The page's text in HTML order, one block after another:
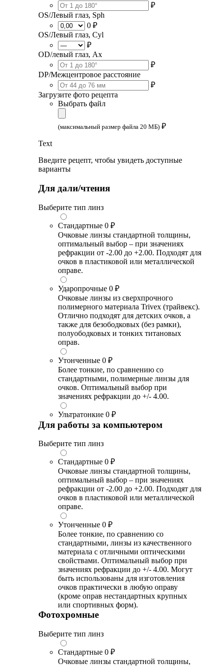
₽
OS/Левый глаз, Sph
0 ₽
OS/Левый глаз, Cyl
₽
OD/левый глаз, Ax
₽
DP/Межцентровое расстояние
₽
Загрузите фото рецепта
Выбрать файл
(максимальный размер файла 20 МБ) ₽
Text
Введите рецепт, чтобы увидеть доступные
варианты
Для дали/чтения
Выберите тип линз
Стандартные 0 ₽
Очковые линзы стандартной толщины,
оптимальный выбор – при значениях
рефракции от -2.00 до +2.00. Подходят для
очков в пластиковой или металлической
оправе.
Ударопрочные 0 ₽
Очковые линзы из сверхпрочного
полимерного материала Trivex (трайвекс).
Отлично подходят для детских очков, а
также для безободковых (без рамки),
полуободковых и тонких титановых
оправ.
Утонченные 0 ₽
Более тонкие, по сравнению со
стандартными, полимерные линзы для
очков. Оптимальный выбор при
значениях рефракции до +/- 4.00.
Ультратонкие 0 ₽
Для работы за компьютером
Выберите тип линз
Стандартные 0 ₽
Очковые линзы стандартной толщины,
оптимальный выбор – при значениях
рефракции от -2.00 до +2.00. Подходят для
очков в пластиковой или металлической
оправе.
Утонченные 0 ₽
Более тонкие, по сравнению со
стандартными, линзы из качественного
материала с отличными оптическими
свойствами. Оптимальный выбор при
значениях рефракции до +/- 4.00. Могут
быть использованы для изготовления
очков практически в любую оправу
(кроме оправ нестандартных крупных
или спортивных форм).
Фотохромные
Выберите тип линз
Стандартные 0 ₽
Очковые линзы стандартной толщины,